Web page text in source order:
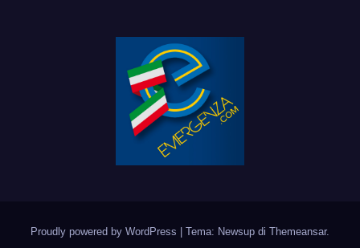
Proudly powered by WordPress | Tema: Newsup di Themeansar.